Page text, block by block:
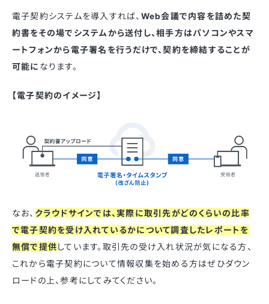
電子契約システムを導入すれば、 Web会議で内容を詰めた契
約書をその場でシステムから送付し、相手方はパソコンやスマ
ートフォンから電子署名を行うだけで、契約を締結することが
可能に なります。
【電子契約のイメージ】
なお、 クラウドサインでは、実際に取引先がどのくらいの比率
で電子契約を受け入れているかについて調査したレポートを
無償で提供しています。取引先の受け入れ状況が気になる方、
これから電子契約について情報収集を始める方はぜひダウン
ロードの上、参考にしてみてください。